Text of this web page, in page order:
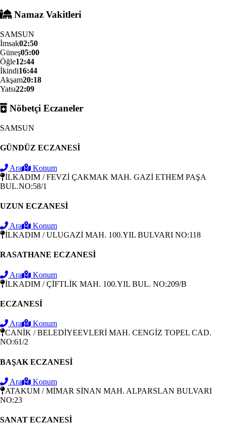
Namaz Vakitleri
SAMSUN
İmsak02:50
Güneş05:00
Öğle12:44
İkindi16:44
Akşam20:18
Yatsı22:09
Nöbetçi Eczaneler
SAMSUN
GÜNDÜZ ECZANESİ
Ara
Konum
İLKADIM / FEVZİ ÇAKMAK MAH. GAZİ ETHEM PAŞA
BUL.NO:58/1
UZUN ECZANESİ
Ara
Konum
İLKADIM / ULUGAZİ MAH. 100.YIL BULVARI NO:118
RASATHANE ECZANESİ
Ara
Konum
İLKADIM / ÇİFTLİK MAH. 100.YIL BUL. NO:209/B
ECZANESİ
Ara
Konum
CANİK / BELEDİYEEVLERİ MAH. CENGİZ TOPEL CAD.
NO:61/2
BAŞAK ECZANESİ
Ara
Konum
ATAKUM / MİMAR SİNAN MAH. ALPARSLAN BULVARI
NO:23
SANAT ECZANESİ